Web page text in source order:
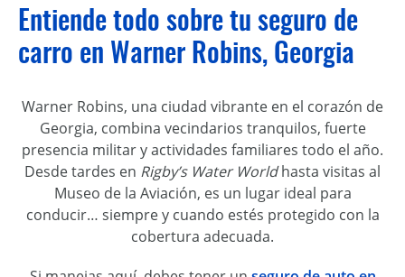
Entiende todo sobre tu seguro de
carro en Warner Robins, Georgia
Warner Robins, una ciudad vibrante en el corazón de
Georgia, combina vecindarios tranquilos, fuerte
presencia militar y actividades familiares todo el año.
Desde tardes en Rigby’s Water Worldhasta visitas al
Museo de la Aviación, es un lugar ideal para
conducir… siempre y cuando estés protegido con la
cobertura adecuada.